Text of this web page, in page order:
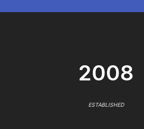
2008
ESTABLISHED